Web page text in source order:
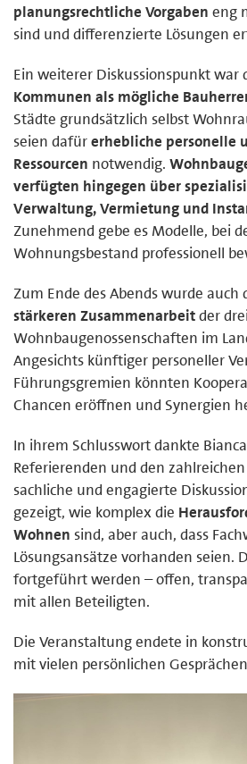
planungsrechtliche Vorgaben eng
sind und differenzierte Lösungen
Ein weiterer Diskussionspunkt war
Kommunen als mögliche
Städte grundsätzlich selbst
seien dafürerhebliche personelle
Ressourcen notwendig.
verfügten hingegen über
Verwaltung, Vermietung und
Zunehmend gebe es Modelle, bei
Wohnungsbestand professionell
Zum Ende des Abends wurde auch
stärkeren Zusammenarbeitder drei
Wohnbaugenossenschaften im
Angesichts künftiger personeller
Führungsgremien könnten
Chancen eröffnen und Synergien
In ihrem Schlusswort dankte
Referierenden und den
sachliche und engagierte
gezeigt, wie komplex die
Wohnen sind, aber auch, dass
Lösungsansätze vorhanden seien.
fortgeführt werden – offen,
mit allen Beteiligten.
Die Veranstaltung endete in
mit vielen persönlichen